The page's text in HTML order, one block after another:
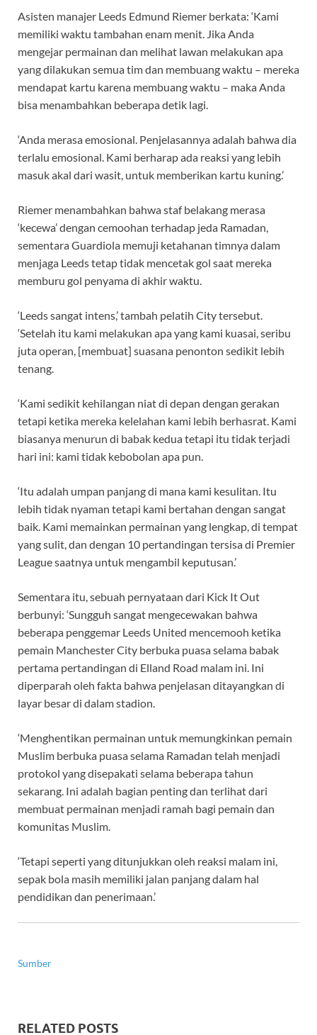
Asisten manajer Leeds Edmund Riemer berkata: ‘Kami
memiliki waktu tambahan enam menit. Jika Anda
mengejar permainan dan melihat lawan melakukan apa
yang dilakukan semua tim dan membuang waktu – mereka
mendapat kartu karena membuang waktu – maka Anda
bisa menambahkan beberapa detik lagi.
‘Anda merasa emosional. Penjelasannya adalah bahwa dia
terlalu emosional. Kami berharap ada reaksi yang lebih
masuk akal dari wasit, untuk memberikan kartu kuning.’
Riemer menambahkan bahwa staf belakang merasa
‘kecewa’ dengan cemoohan terhadap jeda Ramadan,
sementara Guardiola memuji ketahanan timnya dalam
menjaga Leeds tetap tidak mencetak gol saat mereka
memburu gol penyama di akhir waktu.
‘Leeds sangat intens,’ tambah pelatih City tersebut.
‘Setelah itu kami melakukan apa yang kami kuasai, seribu
juta operan, [membuat] suasana penonton sedikit lebih
tenang.
‘Kami sedikit kehilangan niat di depan dengan gerakan
tetapi ketika mereka kelelahan kami lebih berhasrat. Kami
biasanya menurun di babak kedua tetapi itu tidak terjadi
hari ini: kami tidak kebobolan apa pun.
‘Itu adalah umpan panjang di mana kami kesulitan. Itu
lebih tidak nyaman tetapi kami bertahan dengan sangat
baik. Kami memainkan permainan yang lengkap, di tempat
yang sulit, dan dengan 10 pertandingan tersisa di Premier
League saatnya untuk mengambil keputusan.’
Sementara itu, sebuah pernyataan dari Kick It Out
berbunyi: ‘Sungguh sangat mengecewakan bahwa
beberapa penggemar Leeds United mencemooh ketika
pemain Manchester City berbuka puasa selama babak
pertama pertandingan di Elland Road malam ini. Ini
diperparah oleh fakta bahwa penjelasan ditayangkan di
layar besar di dalam stadion.
‘Menghentikan permainan untuk memungkinkan pemain
Muslim berbuka puasa selama Ramadan telah menjadi
protokol yang disepakati selama beberapa tahun
sekarang. Ini adalah bagian penting dan terlihat dari
membuat permainan menjadi ramah bagi pemain dan
komunitas Muslim.
‘Tetapi seperti yang ditunjukkan oleh reaksi malam ini,
sepak bola masih memiliki jalan panjang dalam hal
pendidikan dan penerimaan.’
Sumber
RELATED POSTS